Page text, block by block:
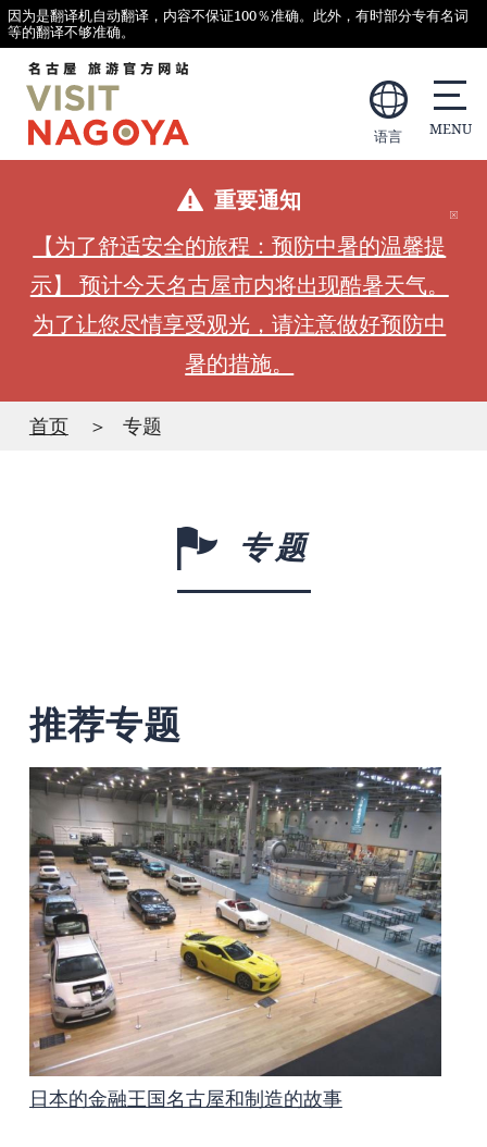
因为是翻译机自动翻译，内容不保证100％准确。此外，有时部分专有名词
等的翻译不够准确。
语言
重要通知
【为了舒适安全的旅程：预防中暑的温馨提
示】 预计今天名古屋市内将出现酷暑天气。
为了让您尽情享受观光，请注意做好预防中
暑的措施。
首页 专题
专题
推荐专题
日本的金融王国名古屋和制造的故事
泡温泉是名古屋最好的放松方法！
名古屋有很多集市
爱知和名古屋著名的赏花景点
上镜的名古屋
三个掌天下的人、名古屋的英雄——信长、秀吉
名古屋和爱知的文化遗产 制造的传统技术、艺
非常适合孩子的名古屋
乘坐Me～guru巴士的复古照片之旅
名古屋的推荐美食汉堡